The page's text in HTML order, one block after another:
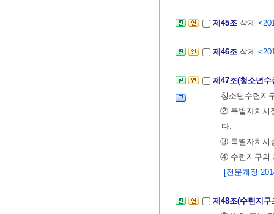
제45조 삭제
제46조 삭제
제47조(청소년
청소년수련지
② 특별자치시
다.
③ 특별자치시
④ 수련지구의
[전문개정
제48조(수련지